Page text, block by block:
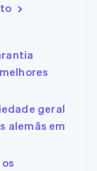
geral
alemãs em